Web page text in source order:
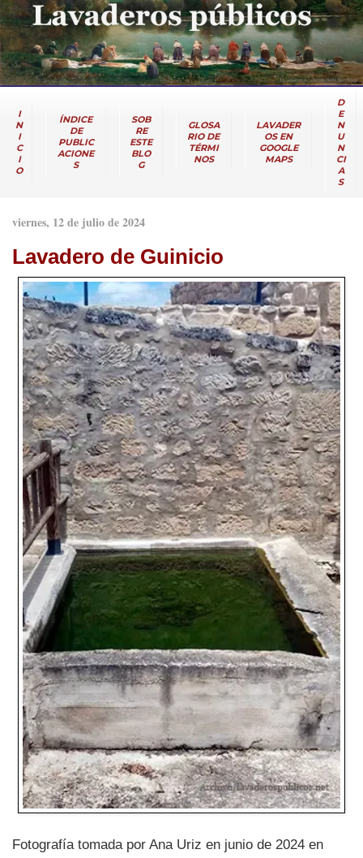
I
N
I
C
I
O
ÍNDICE
DE
PUBLIC
ACIONE
S
SOB
RE
ESTE
BLO
G
GLOSA
RIO DE
TÉRMI
NOS
LAVADER
OS EN
GOOGLE
MAPS
D
E
N
U
N
CI
A
S
viernes, 12 de julio de 2024
Lavadero de Guinicio
Fotografía tomada por Ana Uriz en junio de 2024 en